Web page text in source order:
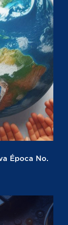
Época No.